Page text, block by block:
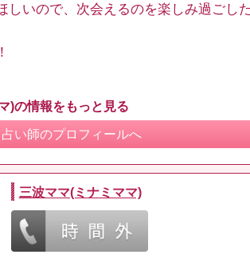
しいので、次会えるのを楽しみ過ごし
)の情報をもっと見る
占い師のプロフィールへ
三波ママ(ミナミママ)